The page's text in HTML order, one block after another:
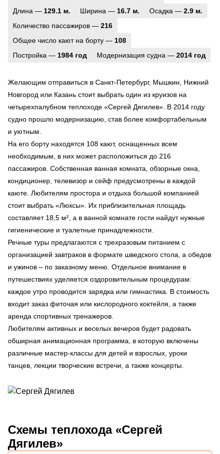
Длина — 129.1 м. Ширина — 16.7 м. Осадка — 2.9 м.
Количество пассажиров — 216
Общее число кают на борту — 108
Постройка — 1984 год Модернизация судна — 2014 год
Желающим отправиться в Санкт-Петербург, Мышкин, Нижний
Новгород или Казань стоит выбрать один из круизов на
четырехпалубном теплоходе «Сергей Дягилев». В 2014 году
судно прошло модернизацию, став более комфортабельным
и уютным.
На его борту находятся 108 кают, оснащенных всем
необходимым, в них может расположиться до 216
пассажиров. Собственная ванная комната, обзорные окна,
кондиционер, телевизор и сейф предусмотрены в каждой
каюте. Любителям простора и отдыха большой компанией
стоит выбрать «Люксы». Их приблизительная площадь
составляет 18,5 м², а в ванной комнате гости найдут нужные
гигиенические и туалетные принадлежности.
Речные туры предлагаются с трехразовым питанием с
организацией завтраков в формате шведского стола, а обедов
и ужинов – по заказному меню. Отдельное внимание в
путешествиях уделяется оздоровительным процедурам:
каждое утро проводится зарядка или гимнастика. В стоимость
входит заказ фиточая или кислородного коктейля, а также
аренда спортивных тренажеров.
Любителям активных и веселых вечеров будет радовать
обширная анимационная программа, в которую включены
различные мастер-классы для детей и взрослых, уроки
танцев, лекции творческие встречи, а также концерты.
Схемы теплохода «Сергей
Дягилев»